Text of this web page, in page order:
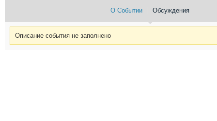
О Событии Обсуждения
Описание события не заполнено